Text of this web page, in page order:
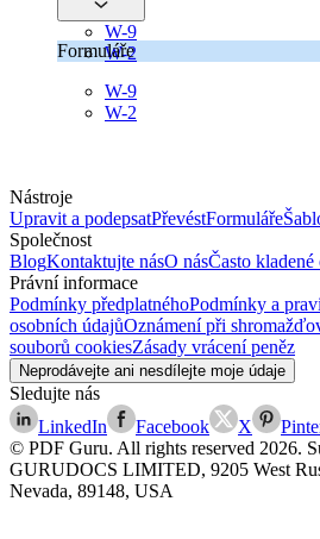
W-9
W-2
Formuláře
W-9
W-2
Nástroje
Upravit a podepsatPřevéstFormuláře
Společnost
BlogKontaktujte násO násČasto kladené
Právní informace
Podmínky předplatnéhoPodmínky a
osobních údajůOznámení při
souborů cookiesZásady vrácení peněz
Neprodávejte ani nesdílejte moje údaje
Sledujte nás
LinkedIn
Facebook X
© PDF Guru. All rights reserved 2026.
GURUDOCS LIMITED, 9205 West
Nevada, 89148, USA